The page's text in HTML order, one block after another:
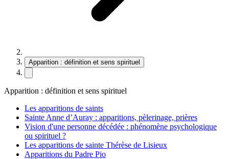
Apparition : définition et sens spirituel
Apparition : définition et sens spirituel
Les apparitions de saints
Sainte Anne d’Auray : apparitions, pèlerinage, prières
Vision d'une personne décédée : phénomène psychologique
ou spirituel ?
Les apparitions de sainte Thérèse de Lisieux
Apparitions du Padre Pio